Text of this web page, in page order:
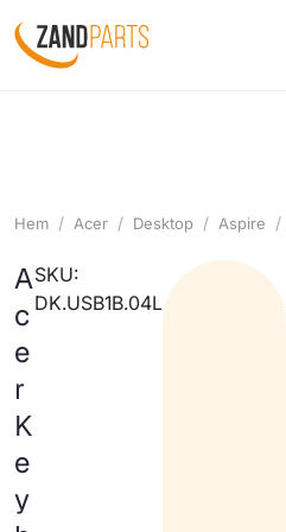
Hem Acer Desktop Aspire
A
c
e
r
K
e
y
SKU:
DK.USB1B.04L